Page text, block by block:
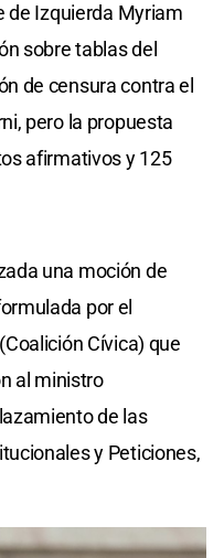
de Izquierda Myriam
sobre tablas del
de censura contra el
pero la propuesta
afirmativos y 125
una moción de
por el
Cívica) que
al ministro
de las
y Peticiones,